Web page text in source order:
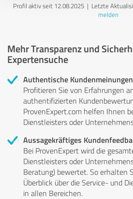
Profil aktiv seit 12.08.2025 | Letzte
melden
Mehr Transparenz und
Expertensuche
Authentische Kundenmeinungen
Profitieren Sie von Erfahrungen
authentifizierten
ProvenExpert.com helfen Ihnen
Dienstleisters oder
Aussagekräftiges
Bei ProvenExpert wird die
Dienstleisters oder
Beratung) bewertet. So erhalten
Überblick über die Service- und
in allen Bereichen.